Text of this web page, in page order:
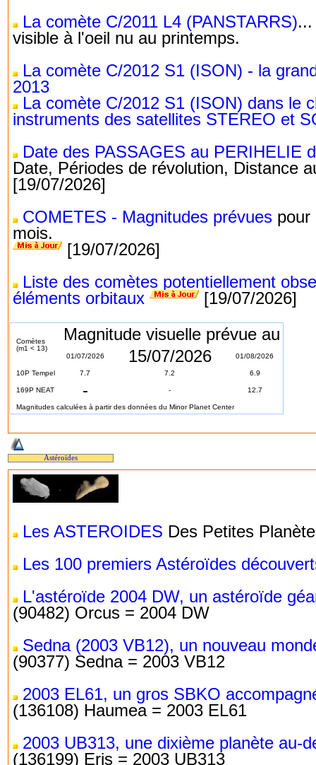
La comète C/2011 L4 (PANSTARRS)
visible à l'oeil nu au printemps.
La comète C/2012 S1 (ISON) - la
2013
La comète C/2012 S1 (ISON) dans le
instruments des satellites STEREO et
Date des PASSAGES au PERIHELIE
Date, Périodes de révolution, Distance
[19/07/2026]
COMETES - Magnitudes prévues pour
mois.
[19/07/2026]
Liste des comètes potentiellement
éléments orbitaux
[19/07/2026]
Comètes
(m1 < 13)
Magnitude visuelle prévue au
01/07/2026 15/07/2026 01/08/2026
10P Tempel 7.7 7.2 6.9
169P NEAT - - 12.7
Magnitudes calculées à partir des données du Minor Planet Center
Astéroïdes
Les ASTEROIDES Des Petites
Les 100 premiers Astéroïdes
L'astéroïde 2004 DW, un astéroïde
(90482) Orcus = 2004 DW
Sedna (2003 VB12), un nouveau
(90377) Sedna = 2003 VB12
2003 EL61, un gros SBKO
(136108) Haumea = 2003 EL61
2003 UB313, une dixième planète au-
(136199) Eris = 2003 UB313